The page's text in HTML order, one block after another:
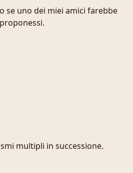
se uno dei miei amici farebbe
multipli in successione.